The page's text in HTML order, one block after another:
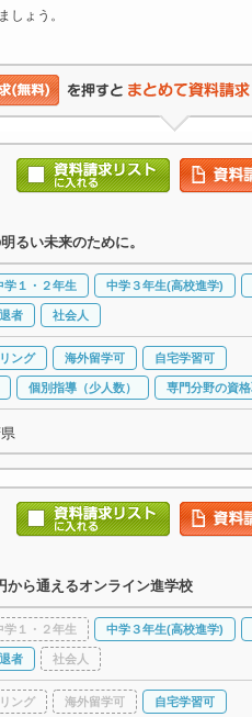
しょう。
るい未来のために。
学１・２年生 中学３年生(高校進学)
者 社会人
ング 海外留学可 自宅学習可
個別指導（少人数） 専門分野の資
ら通えるオンライン進学校
学１・２年生 中学３年生(高校進学)
者 社会人
ング 海外留学可 自宅学習可